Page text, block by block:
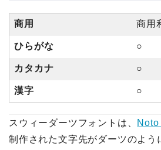
商用 商用
ひらがな ○
カタカナ ○
漢字 ○
スウィーダーツフォントは、
制作された文字先がダーツのよう